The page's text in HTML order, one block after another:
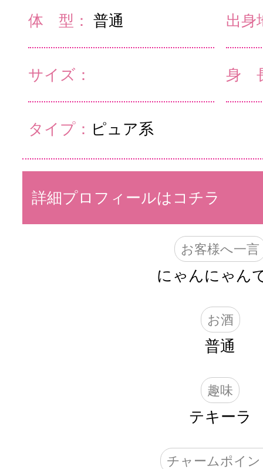
サイズ：
体 型： 普通 出身
身
タイプ： ピュア系
詳細プロフィールはコチラ
お客様へ一言
にゃんにゃん
お酒
普通
趣味
テキーラ
チャームポイ